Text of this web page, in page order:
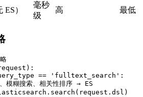
）
毫秒
级
高 最低
== 'fulltext_search':
模糊搜索、相关性排序 → ES